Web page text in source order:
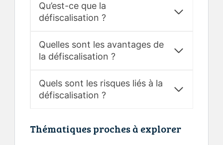
Qu’est-ce que la
défiscalisation ?
Quelles sont les avantages de
la défiscalisation ?
Quels sont les risques liés à la
défiscalisation ?
Thématiques proches à explorer